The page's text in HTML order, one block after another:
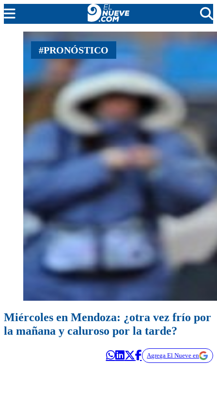
MENDOZA
CADA DÍA
NOTICIERO 9
PROTAGONISTAS
EL NUEVE STREAMS
PROGRAMACIÓN
#PRONÓSTICO
Miércoles en Mendoza: ¿otra vez frío por
la mañana y caluroso por la tarde?
Agrega El Nueve en